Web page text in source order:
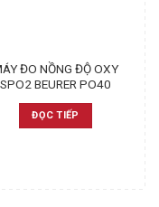
ĐO NỒNG ĐỘ OXY
SPO2 BEURER PO40
ĐỌC TIẾP